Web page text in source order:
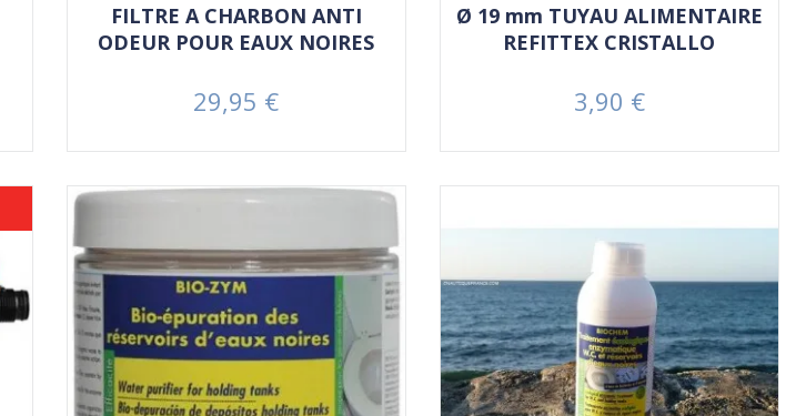
FILTRE A CHARBON ANTI
ODEUR POUR EAUX NOIRES
Prix
29,95 €
Ø 19 mm TUYAU ALIMENTAIRE
REFITTEX CRISTALLO
Prix
3,90 €